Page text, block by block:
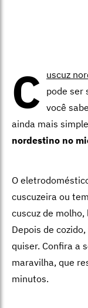
C uscuz
pode ser
você
ainda mais
nordestino no
O
cuscuzeira ou
cuscuz de
Depois de
quiser. Confira a
maravilha, que
minutos.